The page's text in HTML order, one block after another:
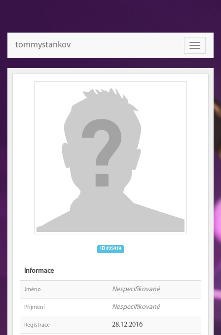
Toggle
tommystankov
ID #25419
Informace
Jméno Nespecifikované
Příjmení Nespecifikované
Registrace 28.12.2016